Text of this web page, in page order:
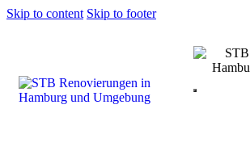
Skip to content Skip to footer